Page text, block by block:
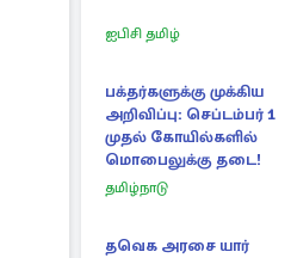
ஐபிசி தமிழ்
பக்தர்களுக்கு முக்கிய
அறிவிப்பு: செப்டம்பர் 1
முதல் கோயில்களில்
மொபைலுக்கு தடை!
தமிழ்நாடு
தவெக அரசை யார்